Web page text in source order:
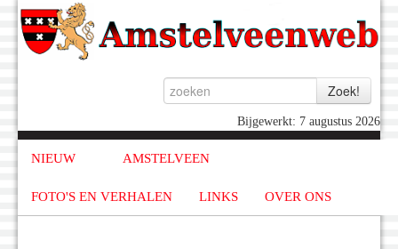
Bijgewerkt: 7 augustus 2026
NIEUW AMSTELVEEN
FOTO'S EN VERHALEN LINKS OVER ONS